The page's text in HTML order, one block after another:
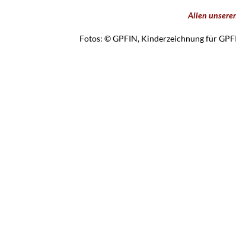
Allen
Fotos: © GPFIN, Kinderzeichnung für